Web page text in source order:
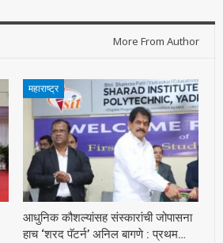
More From Author
महाराष्ट्र
आधुनिक कौशल्यांसह संस्कारांची जोपासना
हाच ‘शरद पॅटर्न’ अनिल बागणे : प्रथम…